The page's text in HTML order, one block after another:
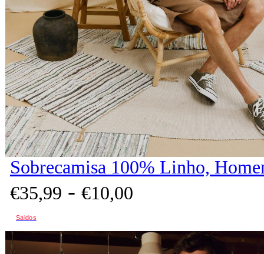
Sobrecamisa 100% Linho,
€35,99 - €10,00
Saldos